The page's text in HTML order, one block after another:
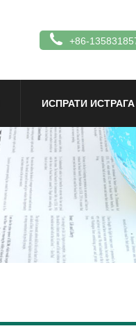
+86-
ИСПРАТИ ИСТРАГА